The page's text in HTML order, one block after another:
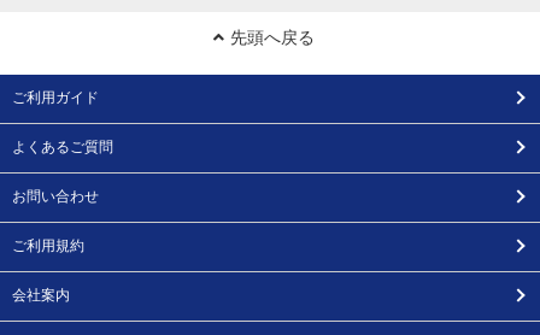
先頭へ戻る
ご利用ガイド
よくあるご質問
お問い合わせ
ご利用規約
会社案内